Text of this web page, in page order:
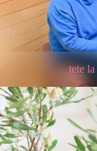
tete